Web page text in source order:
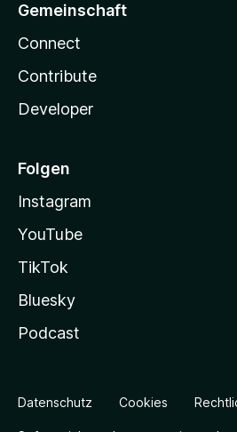
Gemeinschaft
Connect
Contribute
Developer
Folgen
Instagram
YouTube
TikTok
Bluesky
Podcast
Datenschutz Cookies